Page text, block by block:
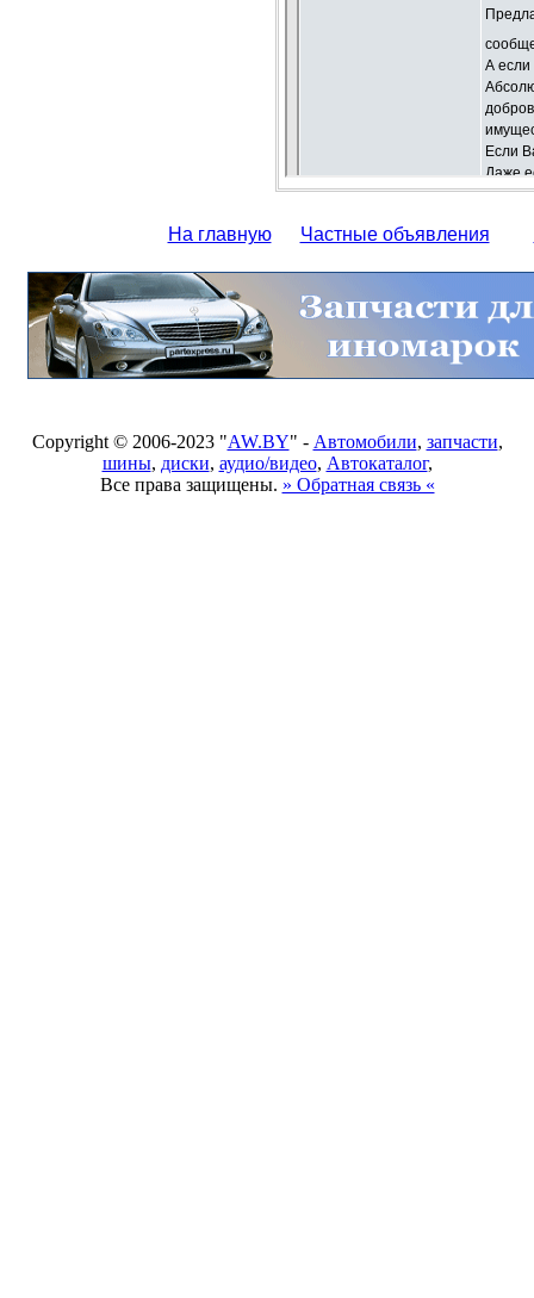
На главную Частные объявления
Copyright © 2006-2023 "AW.BY" - Автомобили, запчасти,
шины, диски, аудио/видео, Автокаталог,
Все права защищены. » Обратная связь «